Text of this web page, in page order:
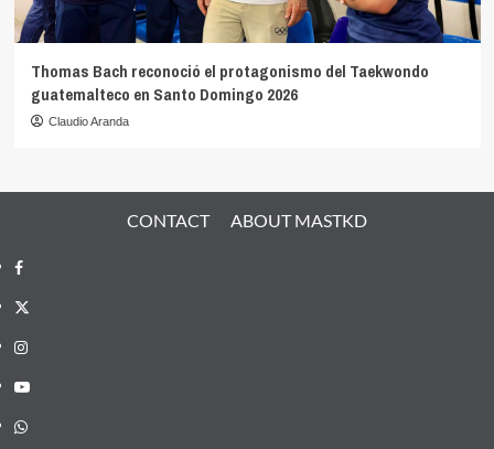
Thomas Bach reconoció el protagonismo del Taekwondo
guatemalteco en Santo Domingo 2026
Claudio Aranda
CONTACT ABOUT MASTKD
Facebook
X
Instagram
YouTube
Whatsapp